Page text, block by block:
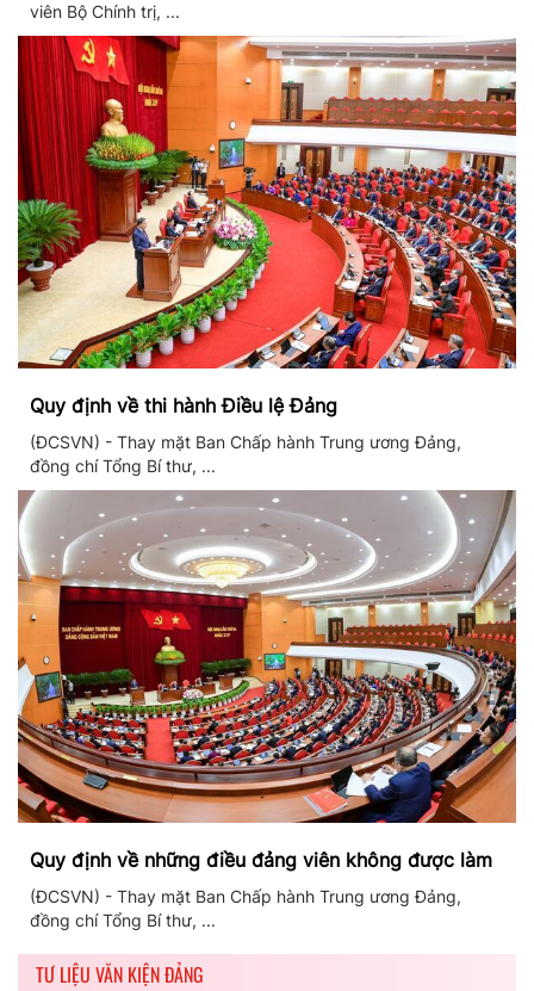
viên Bộ Chính trị, ...
Quy định về thi hành Điều lệ Đảng
(ĐCSVN) - Thay mặt Ban Chấp hành Trung ương Đảng,
đồng chí Tổng Bí thư, ...
Quy định về những điều đảng viên không được làm
(ĐCSVN) - Thay mặt Ban Chấp hành Trung ương Đảng,
đồng chí Tổng Bí thư, ...
TƯ LIỆU VĂN KIỆN ĐẢNG